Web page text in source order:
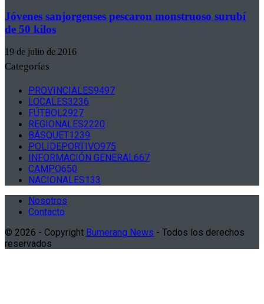
Jóvenes sanjorgenses pescaron monstruoso surubí
de 50 kilos
19 de julio de 2016
Categorías
PROVINCIALES9497
LOCALES3236
FÚTBOL2927
REGIONALES2220
BÁSQUET1239
POLIDEPORTIVO975
INFORMACIÓN GENERAL667
CAMPO650
NACIONALES133
Nosotros
Contacto
© 2026 - Copyright Bumerang News - Todos los derechos
reservados